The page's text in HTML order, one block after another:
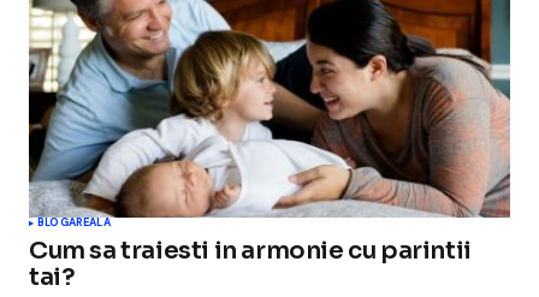
BLOGAREALA
Cum sa traiesti in armonie cu parintii
tai?